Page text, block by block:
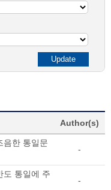
Author(s)
음한 통일문
-
도 통일에 주
-